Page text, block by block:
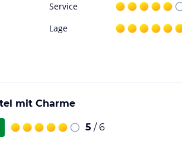
Service
Lage
mit Charme
5 / 6